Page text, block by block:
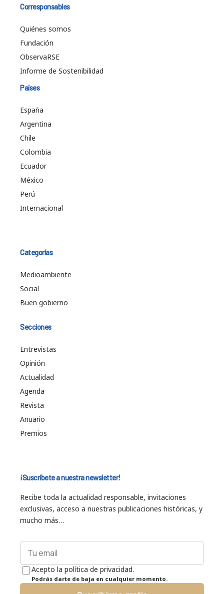
Corresponsables
Quiénes somos
Fundación
ObservaRSE
Informe de Sostenibilidad
Países
España
Argentina
Chile
Colombia
Ecuador
México
Perú
Internacional
Categorías
Medioambiente
Social
Buen gobierno
Secciones
Entrevistas
Opinión
Actualidad
Agenda
Revista
Anuario
Premios
¡Suscríbete a nuestra newsletter!
Recibe toda la actualidad responsable, invitaciones
exclusivas, acceso a nuestras publicaciones históricas, y
mucho más…
Acepto la política de privacidad.
Podrás darte de baja en cualquier momento.